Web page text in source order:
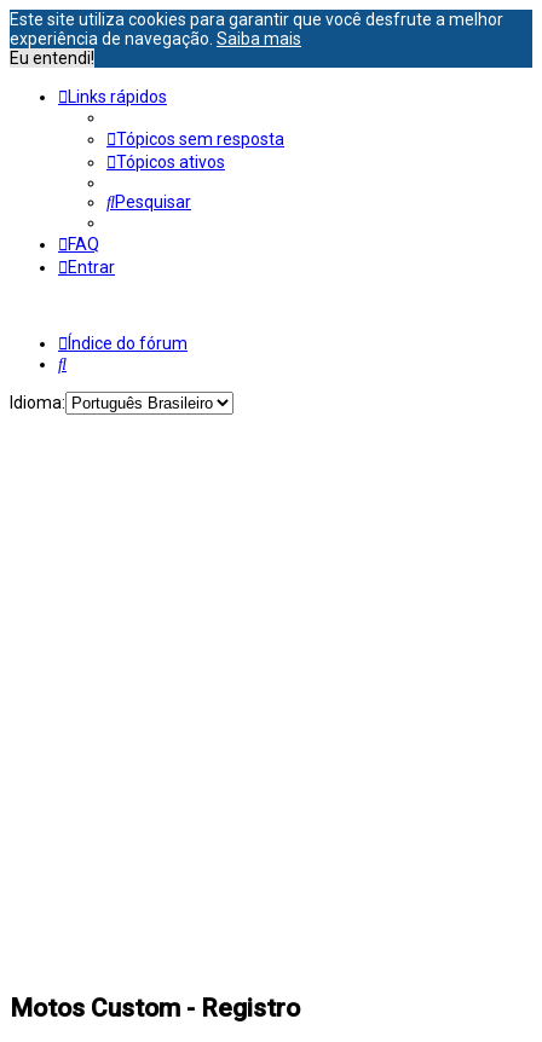
Este site utiliza cookies para garantir que você desfrute a melhor
experiência de navegação. Saiba mais
Eu entendi!
Links rápidos
Tópicos sem resposta
Tópicos ativos
Pesquisar
FAQ
Entrar
Índice do fórum
Pesquisar
Idioma:
Motos Custom - Registro